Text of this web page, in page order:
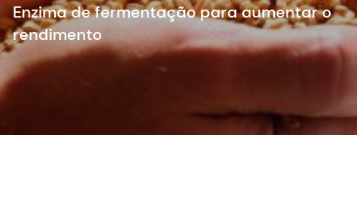
Enzima de fermentação para aumentar o
rendimento